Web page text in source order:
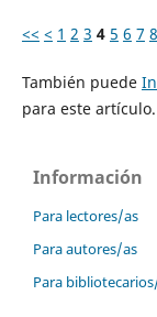
<< < 1 2 3 4 5 6 7 8
También puede
para este artículo.
Información
Para lectores/as
Para autores/as
Para